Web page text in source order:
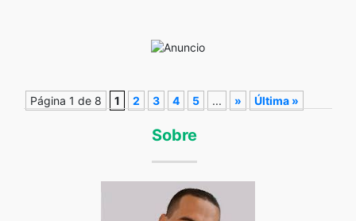
Página 1 de 8 1 2 3 4 5 ... » Última »
Sobre